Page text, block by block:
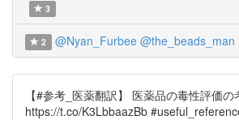
3
2 @Nyan_Furbee @the_beads_man
【#参考_医薬翻訳】 医薬品の毒性評価の
https://t.co/K3LbbaazBb